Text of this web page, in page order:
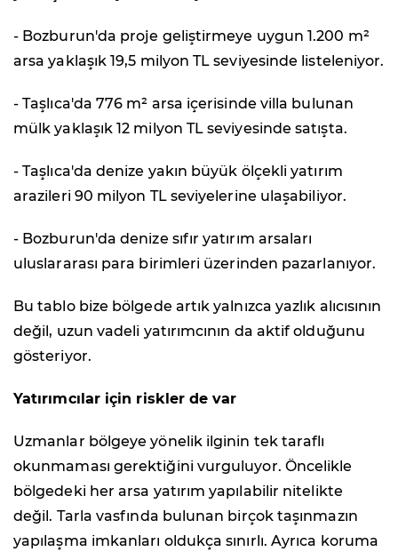
- Bozburun'da proje geliştirmeye uygun 1.200 m²
arsa yaklaşık 19,5 milyon TL seviyesinde listeleniyor.
- Taşlıca'da 776 m² arsa içerisinde villa bulunan
mülk yaklaşık 12 milyon TL seviyesinde satışta.
- Taşlıca'da denize yakın büyük ölçekli yatırım
arazileri 90 milyon TL seviyelerine ulaşabiliyor.
- Bozburun'da denize sıfır yatırım arsaları
uluslararası para birimleri üzerinden pazarlanıyor.
Bu tablo bize bölgede artık yalnızca yazlık alıcısının
değil, uzun vadeli yatırımcının da aktif olduğunu
gösteriyor.
Yatırımcılar için riskler de var
Uzmanlar bölgeye yönelik ilginin tek taraflı
okunmaması gerektiğini vurguluyor. Öncelikle
bölgedeki her arsa yatırım yapılabilir nitelikte
değil. Tarla vasfında bulunan birçok taşınmazın
yapılaşma imkanları oldukça sınırlı. Ayrıca koruma